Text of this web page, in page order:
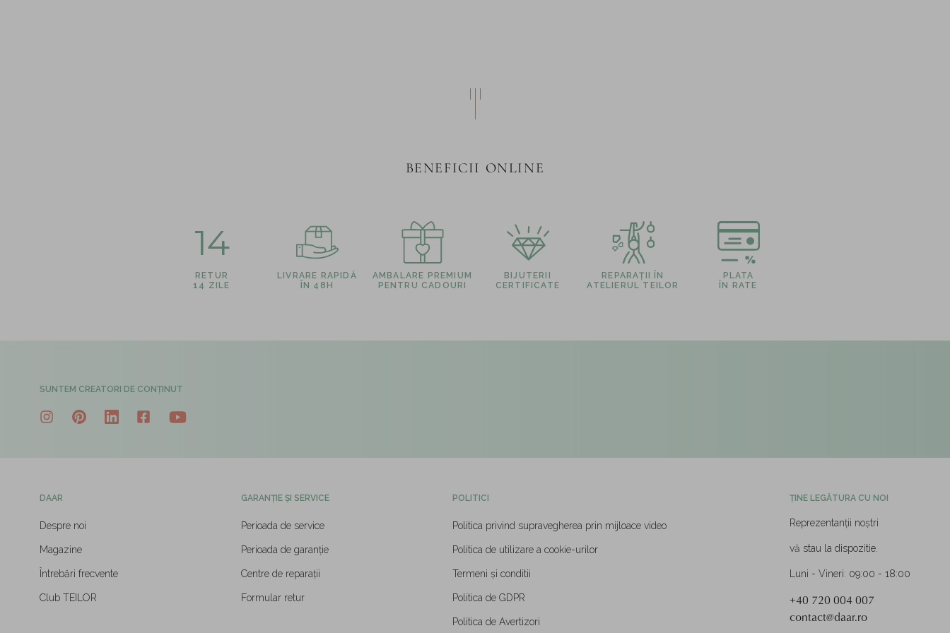
BENEFICII ONLINE
14
RETUR
14 ZILE
LIVRARE RAPIDĂ
ÎN 48H
AMBALARE PREMIUM
PENTRU CADOURI
BIJUTERII
CERTIFICATE
REPARAȚII ÎN
ATELIERUL TEILOR
PLATA
ÎN RATE
SUNTEM CREATORI DE CONȚINUT
DAAR
Despre noi
Magazine
Întrebări frecvente
Club TEILOR
GARANȚIE ȘI SERVICE
Perioada de service
Perioada de garanție
Centre de reparații
Formular retur
POLITICI
Politica privind supravegherea prin mijloace video
Politica de utilizare a cookie-urilor
Termeni și conditii
Politica de GDPR
Politica de Avertizori
ȚINE LEGĂTURA CU NOI
Reprezentanții noștri
vă stau la dispozitie.
Luni - Vineri: 09:00 - 18:00
+40 720 004 007
contact@daar.ro